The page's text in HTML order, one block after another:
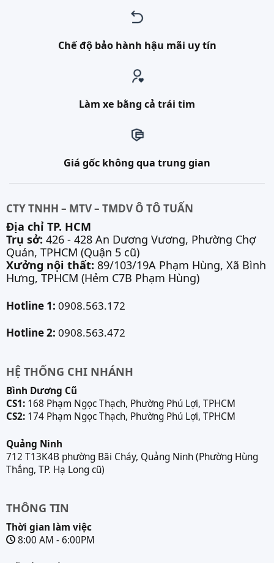
Chế độ bảo hành hậu mãi uy tín
Làm xe bằng cả trái tim
Giá gốc không qua trung gian
CTY TNHH – MTV – TMDV Ô TÔ TUẤN
Địa chỉ TP. HCM
Trụ sở: 426 - 428 An Dương Vương, Phường Chợ
Quán, TPHCM (Quận 5 cũ)
Xưởng nội thất: 89/103/19A Phạm Hùng, Xã Bình
Hưng, TPHCM (Hẻm C7B Phạm Hùng)
Hotline 1: 0908.563.172
Hotline 2: 0908.563.472
HỆ THỐNG CHI NHÁNH
Bình Dương Cũ
CS1:168 Phạm Ngọc Thạch, Phường Phú Lợi, TPHCM
CS2:174 Phạm Ngọc Thạch, Phường Phú Lợi, TPHCM
Quảng Ninh
712 T13K4B phường Bãi Cháy, Quảng Ninh (Phường Hùng
Thắng, TP. Hạ Long cũ)
THÔNG TIN
Thời gian làm việc
8:00 AM - 6:00PM